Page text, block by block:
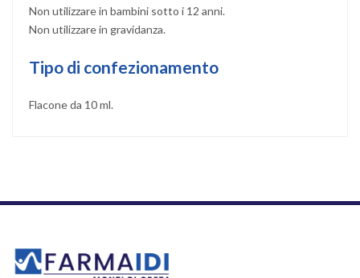
Non utilizzare in bambini sotto i 12 anni.
Non utilizzare in gravidanza.
Tipo di confezionamento
Flacone da 10 ml.